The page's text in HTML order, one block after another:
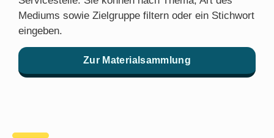
Mediums sowie Zielgruppe filtern oder ein Stichwort
eingeben.
Zur Materialsammlung